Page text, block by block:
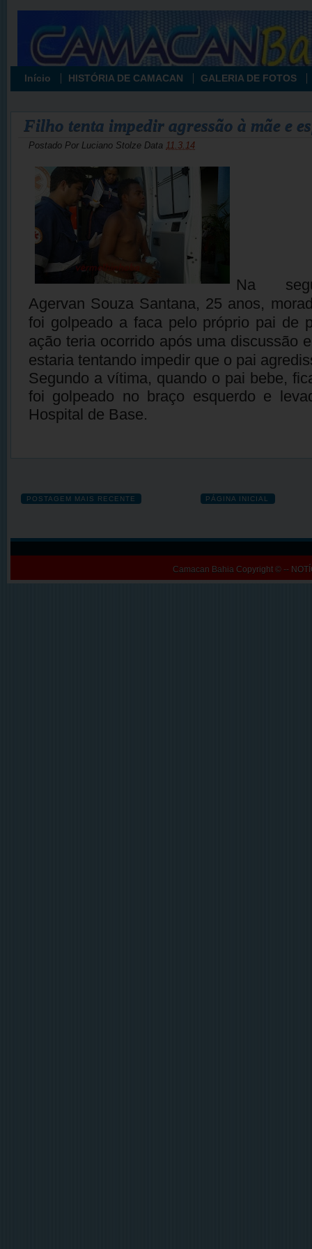
Início HISTÓRIA DE CAMACAN GALERIA DE FOTOS
Filho tenta impedir agressão à mãe e
Postado Por Luciano Stolze Data 11.3.14
Na
Agervan Souza Santana, 25 anos,
foi golpeado a faca pelo próprio pai de
ação teria ocorrido após uma discussão
estaria tentando impedir que o pai
Segundo a vítima, quando o pai bebe,
foi golpeado no braço esquerdo e
Hospital de Base.
POSTAGEM MAIS RECENTE PÁGINA INICIAL
Camacan Bahia Copyright © --